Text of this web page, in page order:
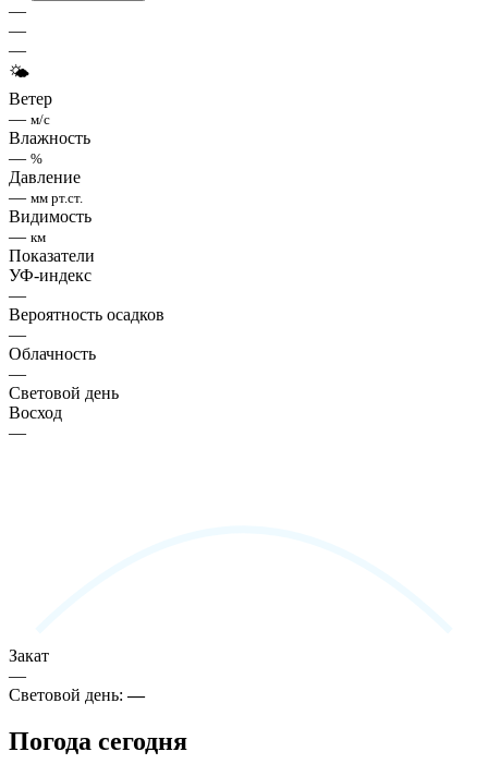
—
—
—
🌤
Ветер
— м/с
Влажность
— %
Давление
— мм рт.ст.
Видимость
— км
Показатели
УФ-индекс
—
Вероятность осадков
—
Облачность
—
Световой день
Восход
—
Закат
—
Световой день:—
Погода сегодня